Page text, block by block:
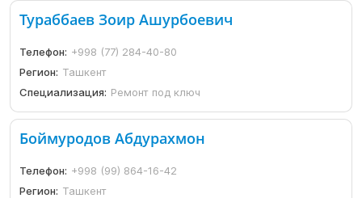
Тураббаев Зоир Ашурбоевич
Телефон: +998 (77) 284-40-80
Регион: Ташкент
Специализация: Ремонт под ключ
Боймуродов Абдурахмон
Телефон: +998 (99) 864-16-42
Регион: Ташкент